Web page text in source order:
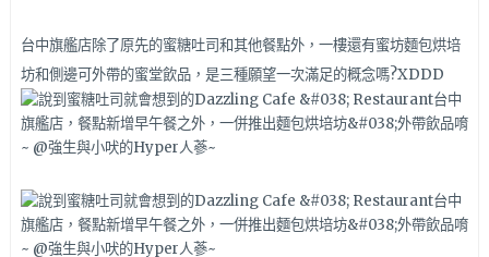
台中旗艦店除了原先的蜜糖吐司和其他餐點外，一樓還有蜜坊麵包烘培
坊和側邊可外帶的蜜堂飲品，是三種願望一次滿足的概念嗎?XDDD